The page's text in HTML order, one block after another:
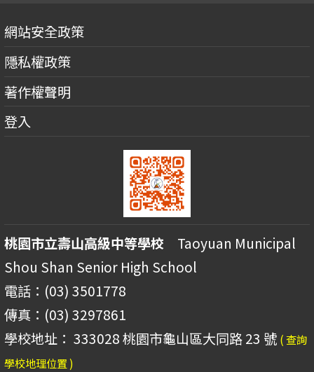
網站安全政策
隱私權政策
著作權聲明
登入
桃園市立壽山高級中等學校 Taoyuan Municipal
Shou Shan Senior High School
電話：(03) 3501778
傳真：(03) 3297861
學校地址： 333028 桃園市龜山區大同路 23 號 ( 查詢
學校地理位置 )